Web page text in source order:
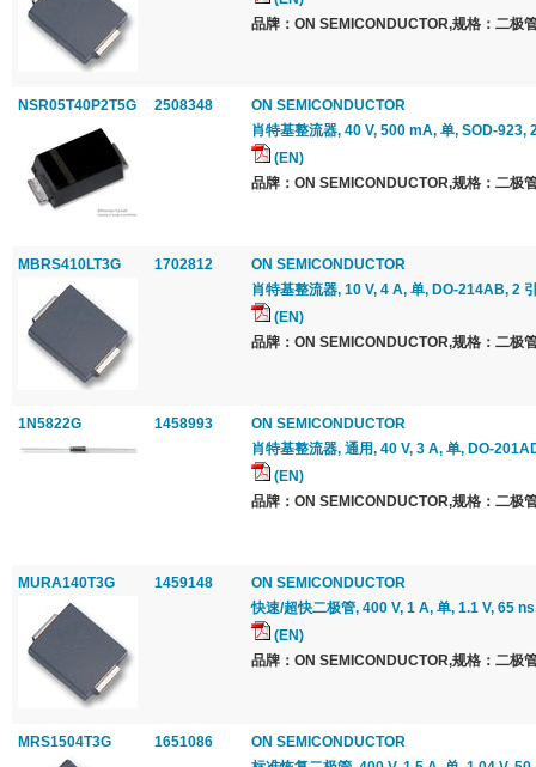
品牌：ON SEMICONDUCTOR,规格：二极
NSR05T40P2T5G 2508348
ON SEMICONDUCTOR
肖特基整流器, 40 V, 500 mA, 单, SOD-923,
(EN)
品牌：ON SEMICONDUCTOR,规格：二极
MBRS410LT3G 1702812
ON SEMICONDUCTOR
肖特基整流器, 10 V, 4 A, 单, DO-214AB, 2
(EN)
品牌：ON SEMICONDUCTOR,规格：二极
1N5822G 1458993
ON SEMICONDUCTOR
肖特基整流器, 通用, 40 V, 3 A, 单, DO-
(EN)
品牌：ON SEMICONDUCTOR,规格：二极
MURA140T3G 1459148
ON SEMICONDUCTOR
快速/超快二极管, 400 V, 1 A, 单, 1.1 V, 65
(EN)
品牌：ON SEMICONDUCTOR,规格：二极
MRS1504T3G 1651086
ON SEMICONDUCTOR